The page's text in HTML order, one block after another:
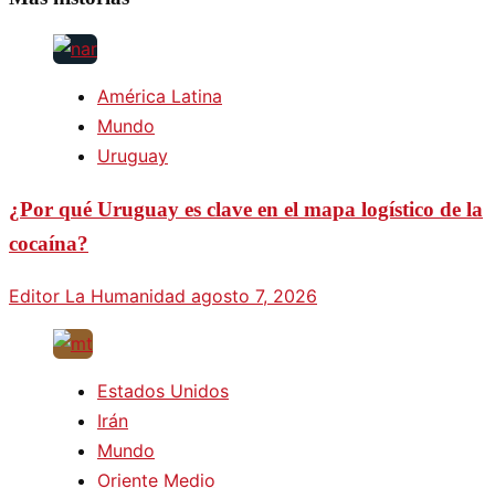
América Latina
Mundo
Uruguay
¿Por qué Uruguay es clave en el mapa logístico de la
cocaína?
Editor La Humanidad agosto 7, 2026
Estados Unidos
Irán
Mundo
Oriente Medio